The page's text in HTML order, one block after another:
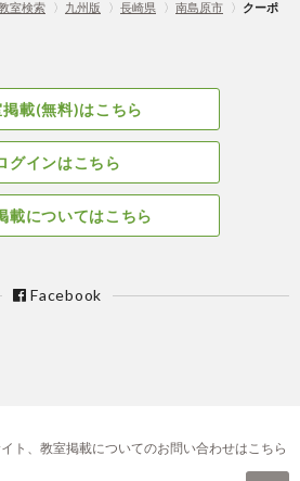
室検索 〉 九州版 〉 長崎県 〉 南島原市 〉 クーポ
掲載(無料)はこちら
グインはこちら
載についてはこちら
Facebook
ト、教室掲載についてのお問い合わせはこちら